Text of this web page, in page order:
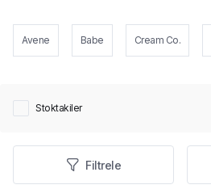
Avene Babe Cream Co.
Stoktakiler
Filtrele